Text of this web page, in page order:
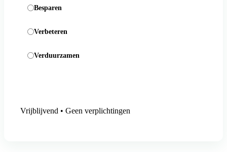
Besparen
Verbeteren
Verduurzamen
Vrijblijvend • Geen verplichtingen